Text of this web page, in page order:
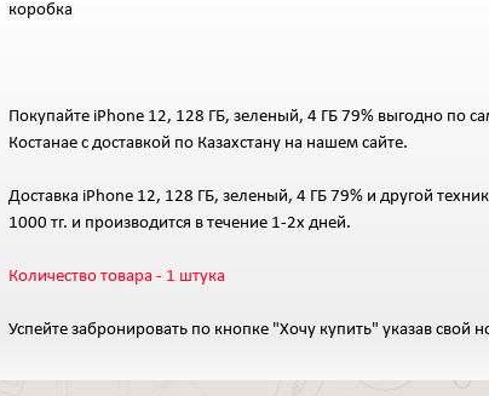
коробка
Покупайте iPhone 12, 128 ГБ, зеленый, 4 ГБ 79% выгодно по
Костанае с доставкой по Казахстану на нашем сайте.
Доставка iPhone 12, 128 ГБ, зеленый, 4 ГБ 79% и другой
1000 тг. и производится в течение 1-2х дней.
Количество товара - 1 штука
Успейте забронировать по кнопке "Хочу купить" указав свой